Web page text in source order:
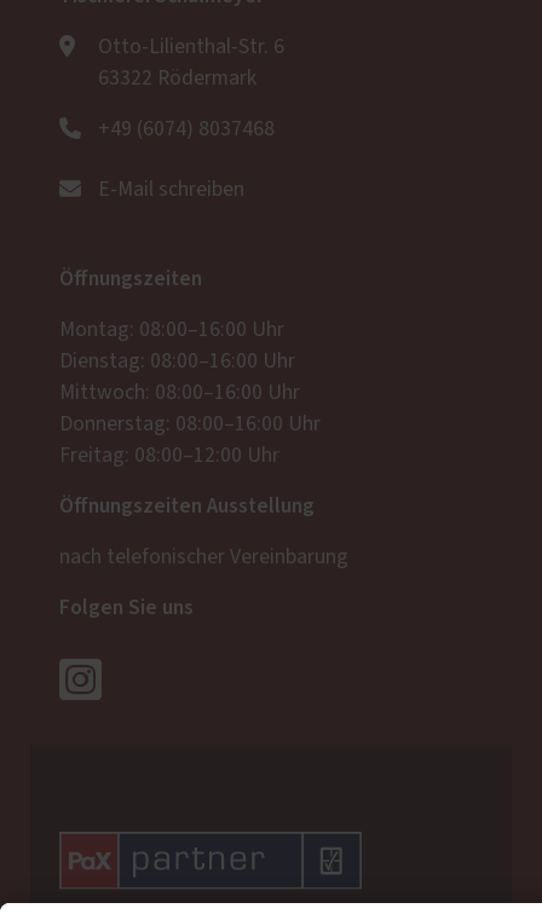
Otto-Lilienthal-Str. 6
63322 Rödermark
+49 (6074) 8037468
E-Mail schreiben
Öffnungszeiten
Montag: 08:00–16:00 Uhr
Dienstag: 08:00–16:00 Uhr
Mittwoch: 08:00–16:00 Uhr
Donnerstag: 08:00–16:00 Uhr
Freitag: 08:00–12:00 Uhr
Öffnungszeiten Ausstellung
nach telefonischer Vereinbarung
Folgen Sie uns